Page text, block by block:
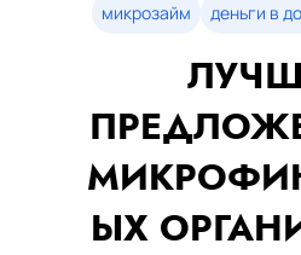
микрозайм
деньги в
ЫХ